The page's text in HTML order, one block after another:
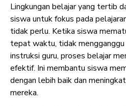
Lingkungan belajar yang tertib
siswa untuk fokus pada
tidak perlu. Ketika siswa
tepat waktu, tidak
instruksi guru, proses belajar
efektif. Ini membantu siswa
dengan lebih baik dan
mereka.